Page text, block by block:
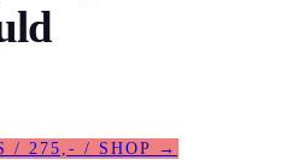
/ 275,- / SHOP →